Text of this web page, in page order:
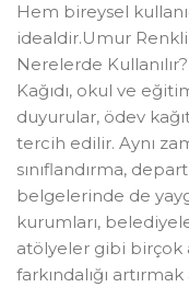
Hem bireysel
idealdir.Umur
Nerelerde
Kağıdı, okul ve
duyurular, ödev
tercih edilir. Aynı
sınıflandırma,
belgelerinde de
kurumları,
atölyeler gibi birçok
farkındalığı